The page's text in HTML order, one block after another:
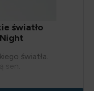
światło
światła.